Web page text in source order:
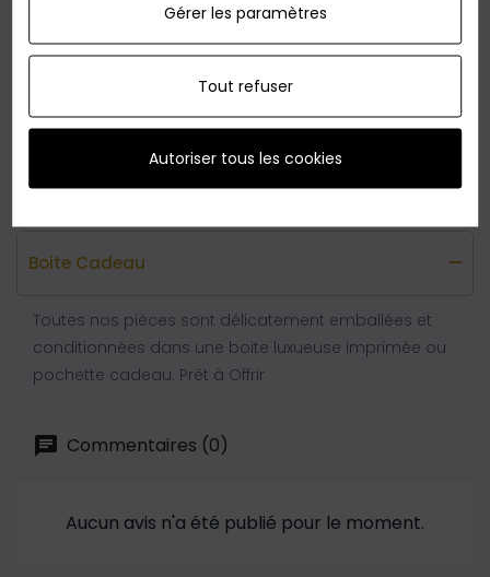
Nous sommes tellement convaincus de nos qualités
que nous vous offrons leretoursans reserve en
achat.
Boite Cadeau
Toutes nos pièces sont délicatement emballées et
conditionnées dans une boite luxueuse imprimée ou
pochette cadeau. Prêt à Offrir
Commentaires (0)
Aucun avis n'a été publié pour le moment.
Gérer les paramètres
Tout refuser
Autoriser tous les cookies